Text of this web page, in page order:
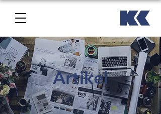
Artikel